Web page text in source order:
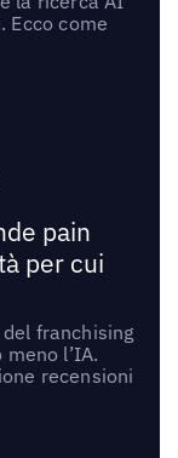
Ecco come
pain
per cui
franchising
l’IA.
recensioni